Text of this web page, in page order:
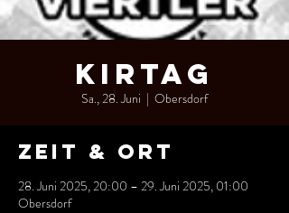
Kirtag
Sa., 28. Juni
  |
Obersdorf
Zeit & Ort
28. Juni 2025, 20:00 – 29. Juni 2025, 01:00
Obersdorf